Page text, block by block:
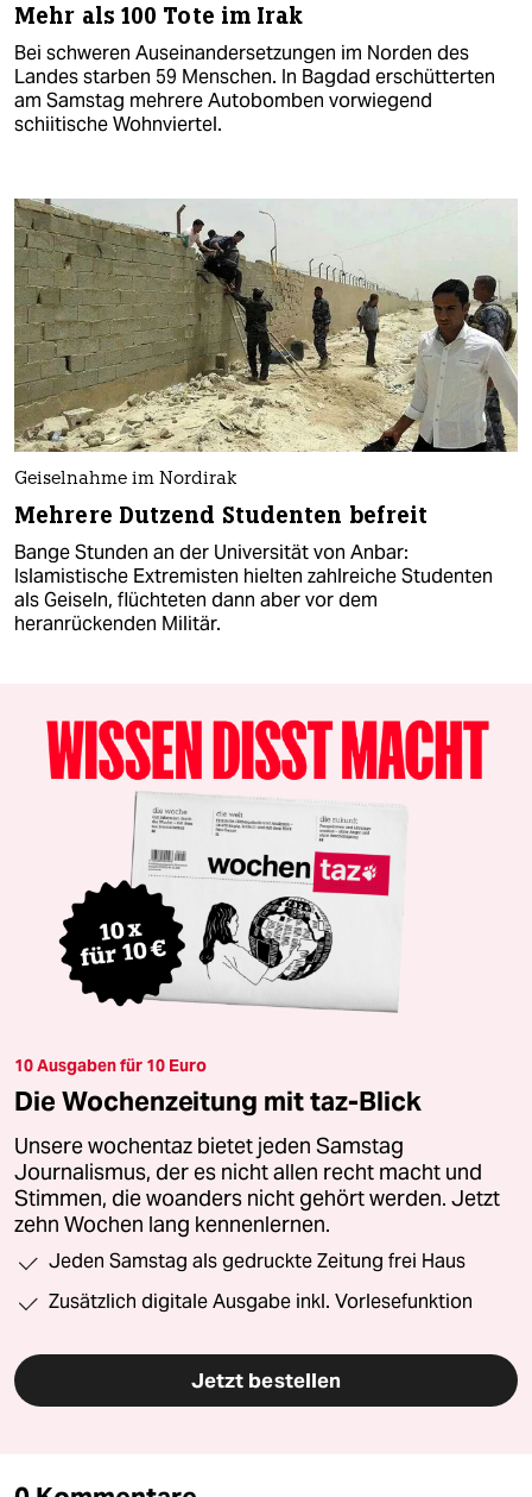
Mehr als 100 Tote im Irak
Bei schweren Auseinandersetzungen im Norden des
Landes starben 59 Menschen. In Bagdad erschütterten
am Samstag mehrere Autobomben vorwiegend
schiitische Wohnviertel.
Geiselnahme im Nordirak
Mehrere Dutzend Studenten befreit
Bange Stunden an der Universität von Anbar:
Islamistische Extremisten hielten zahlreiche Studenten
als Geiseln, flüchteten dann aber vor dem
heranrückenden Militär.
10 Ausgaben für 10 Euro
Die Wochenzeitung mit taz-Blick
Unsere wochentaz bietet jeden Samstag
Journalismus, der es nicht allen recht macht und
Stimmen, die woanders nicht gehört werden. Jetzt
zehn Wochen lang kennenlernen.
Jeden Samstag als gedruckte Zeitung frei Haus
Zusätzlich digitale Ausgabe inkl. Vorlesefunktion
Jetzt bestellen